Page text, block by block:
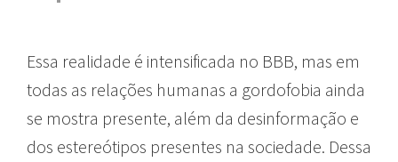
Essa realidade é intensificada no BBB, mas em
todas as relações humanas a gordofobia ainda
se mostra presente, além da desinformação e
dos estereótipos presentes na sociedade. Dessa